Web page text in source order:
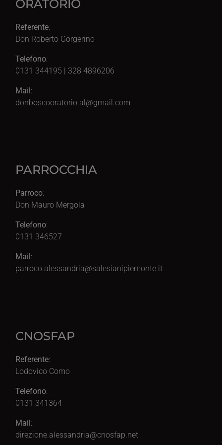
ORATORIO
Referente:
Don Roberto Gorgerino
Telefono:
0131 344195 | 328 4896206
Mail:
donboscooratorio.al@gmail.com
PARROCCHIA
Parroco:
Don Mauro Mergola
Telefono:
0131 346527
Mail:
parroco.alessandria@salesianipiemonte.it
CNOSFAP
Referente:
Lodovico Como
Telefono:
0131 341364
Mail:
direzione.alessandria@cnosfap.net